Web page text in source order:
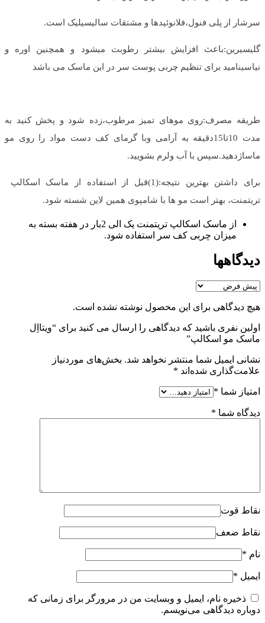
سرشار از پلی فنول،فلانوئیدها و مشتقات سالیسیلیک است.
گلیسیرین:باعث افزایش بیشتر رطوبت میشود و همچنین اوره و
نیاسینامید برای تنظیم چربی پوست سر در این ماسک می باشد
طریقه مصرف:روی موهای تمیز مرطوب،زده شود و پخش کنید به
مدت 10تا15دقیقه به آرامی وبا گرمای کف دست مواد را روی مو
ماساژدهید.سپس با آب ولرم بشویید.
برای داشتن بهترین نتیجه:(1)قبل از استفاده از ماسک اسکالپ
تریتمنت، بهتر است مو ها با شامپوی همین لاین شسته شود.
از ماسک اسکالپ تریتمنت یک الی 2بار در هفته بسته به
میزان چربی کف سر استفاده شود.
دیدگاهها
هیچ دیدگاهی برای این محصول نوشته نشده است.
اولین نفری باشید که دیدگاهی را ارسال می کنید برای “ویتااِل
ماسک مو اسکالپ”
نشانی ایمیل شما منتشر نخواهد شد. بخش‌های موردنیاز
علامت‌گذاری شده‌اند *
امتیاز شما *
دیدگاه شما *
نقاط قوت
نقاط ضعف
نام *
ایمیل *
ذخیره نام، ایمیل و وبسایت من در مرورگر برای زمانی که
دوباره دیدگاهی می‌نویسم.